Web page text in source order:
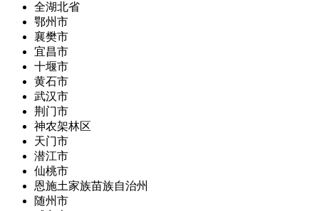
全湖北省
鄂州市
襄樊市
宜昌市
十堰市
黄石市
武汉市
荆门市
神农架林区
天门市
潜江市
仙桃市
恩施土家族苗族自治州
随州市